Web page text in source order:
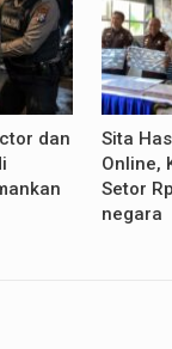
dan
Sita
Online,
Setor
negara